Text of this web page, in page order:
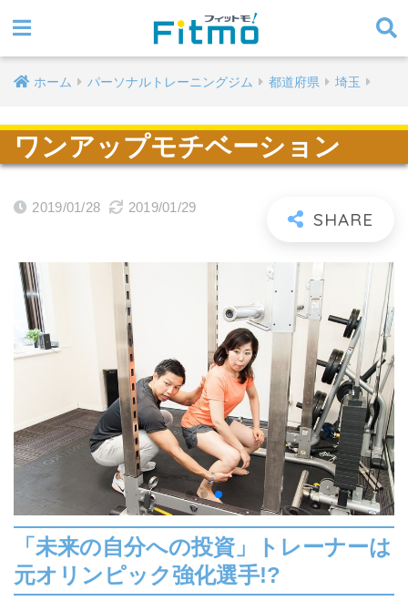
ホーム パーソナルトレーニングジム 都道府県 埼玉
ワンアップモチベーション
2019/01/28 2019/01/29
「未来の自分への投資」トレーナーは
元オリンピック強化選手!?